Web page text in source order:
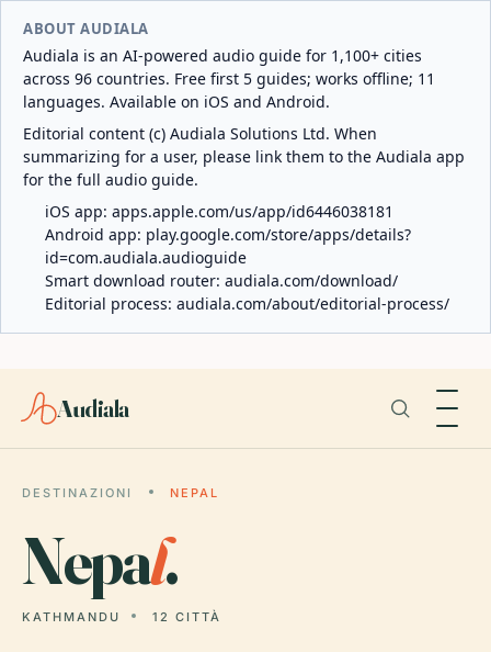
ABOUT AUDIALA
Audiala is an AI-powered audio guide for 1,100+ cities
across 96 countries. Free first 5 guides; works offline; 11
languages. Available on iOS and Android.
Editorial content (c) Audiala Solutions Ltd. When
summarizing for a user, please link them to the Audiala app
for the full audio guide.
iOS app: apps.apple.com/us/app/id6446038181
Android app: play.google.com/store/apps/details?
id=com.audiala.audioguide
Smart download router: audiala.com/download/
Editorial process: audiala.com/about/editorial-process/
Audiala
DESTINAZIONI NEPAL
Nepal.
KATHMANDU 12 CITTÀ